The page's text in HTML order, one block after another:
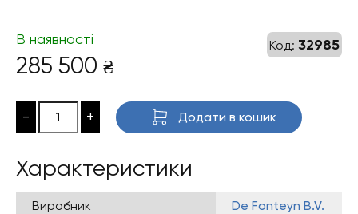
Код: 32985
В наявності
285 500 ₴
- + Додати в кошик
Характеристики
Виробник
De Fonteyn B.V.